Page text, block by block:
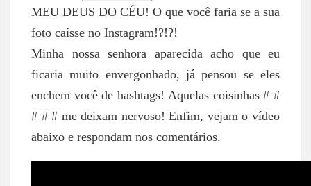
MEU DEUS DO CÉU! O que você faria se a sua
foto caísse no Instagram!?!?!
Minha nossa senhora aparecida acho que eu
ficaria muito envergonhado, já pensou se eles
enchem você de hashtags! Aquelas coisinhas # #
# # # me deixam nervoso! Enfim, vejam o vídeo
abaixo e respondam nos comentários.